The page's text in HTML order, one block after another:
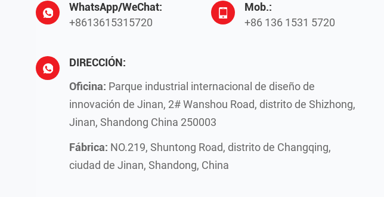
WhatsApp/WeChat:
+8613615315720
Mob.:
+86 136 1531 5720
DIRECCIÓN:
Oficina: Parque industrial internacional de diseño de
innovación de Jinan, 2# Wanshou Road, distrito de Shizhong,
Jinan, Shandong China 250003
Fábrica: NO.219, Shuntong Road, distrito de Changqing,
ciudad de Jinan, Shandong, China